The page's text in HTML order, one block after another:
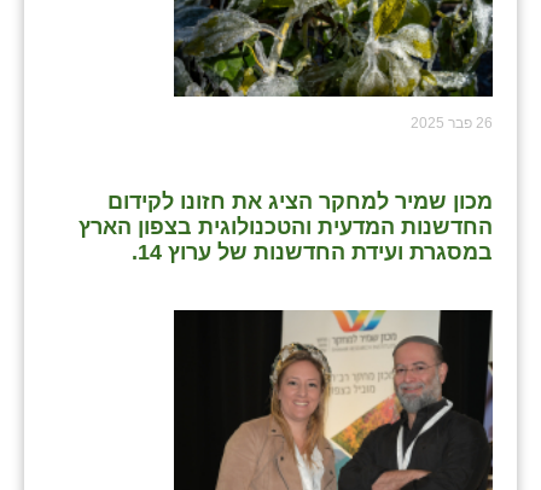
26 פבר 2025
מכון שמיר למחקר הציג את חזונו לקידום
החדשנות המדעית והטכנולוגית בצפון הארץ
במסגרת ועידת החדשנות של ערוץ 14.